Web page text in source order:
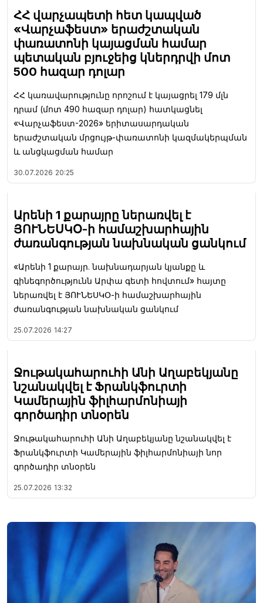
ՀՀ վարչապետի հետ կապված
«Վարչաֆեստ» երաժշտական
փառատոնի կայացման համար
պետական բյուջեից կներդրվի մոտ
500 հազար դոլար
ՀՀ կառավարությունը որոշում է կայացրել 179 մլն
դրամ (մոտ 490 հազար դոլար) հատկացնել
«Վարչաֆեստ-2026» երիտասարդական
երաժշտական մրցույթ-փառատոնի կազմակերպման
և անցկացման համար
30.07.2026 20:25
Արենի 1 քարայրը ներառվել է
ՅՈՒՆԵՍԿՕ-ի համաշխարհային
ժառանգության նախնական ցանկում
«Արենի 1 քարայր. նախնադարյան կյանքը և
գինեգործությունն Արփա գետի հովտում» հայտը
ներառվել է ՅՈՒՆԵՍԿՕ-ի համաշխարհային
ժառանգության նախնական ցանկում
25.07.2026 14:27
Ջութակահարուհի Անի Աղաբեկյանը
նշանակվել է Ֆրանկֆուրտի
Կամերային ֆիլհարմոնիայի
գործադիր տնօրեն
Ջութակահարուհի Անի Աղաբեկյանը նշանակվել է
Ֆրանկֆուրտի Կամերային ֆիլհարմոնիայի նոր
գործադիր տնօրեն
25.07.2026 13:32